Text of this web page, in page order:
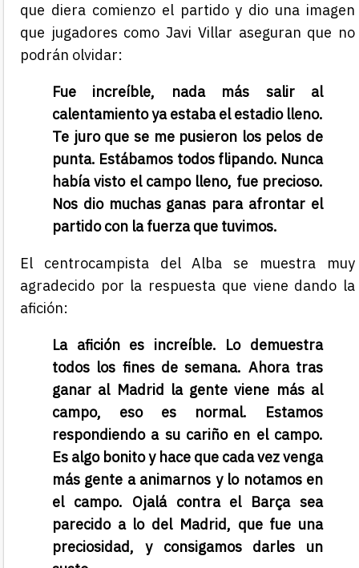
que diera comienzo el partido y dio una imagen
que jugadores como Javi Villar aseguran que no
podrán olvidar:
Fue increíble, nada más salir al
calentamiento ya estaba el estadio lleno.
Te juro que se me pusieron los pelos de
punta. Estábamos todos flipando. Nunca
había visto el campo lleno, fue precioso.
Nos dio muchas ganas para afrontar el
partido con la fuerza que tuvimos.
El centrocampista del Alba se muestra muy
agradecido por la respuesta que viene dando la
afición:
La afición es increíble. Lo demuestra
todos los fines de semana. Ahora tras
ganar al Madrid la gente viene más al
campo, eso es normal. Estamos
respondiendo a su cariño en el campo.
Es algo bonito y hace que cada vez venga
más gente a animarnos y lo notamos en
el campo. Ojalá contra el Barça sea
parecido a lo del Madrid, que fue una
preciosidad, y consigamos darles un